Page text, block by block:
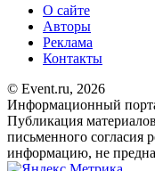
О сайте
Авторы
Реклама
Контакты
© Event.ru, 2026
Информационный
Публикация
письменного согласия
информацию, не